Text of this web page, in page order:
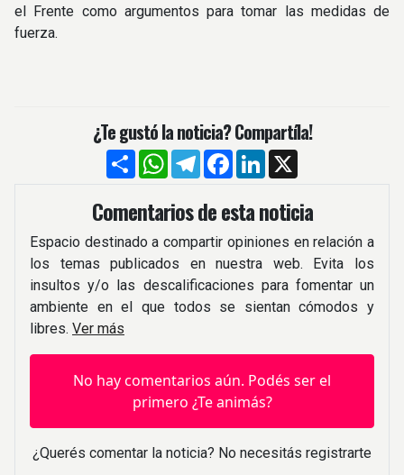
el Frente como argumentos para tomar las medidas de
fuerza.
¿Te gustó la noticia? Compartíla!
CompartirWhatsApp
TelegramFacebook
LinkedIn
Comentarios de esta noticia
Espacio destinado a compartir opiniones en relación a
los temas publicados en nuestra web. Evita los
insultos y/o las descalificaciones para fomentar un
ambiente en el que todos se sientan cómodos y
libres. Ver más
No hay comentarios aún. Podés ser el
primero ¿Te animás?
¿Querés comentar la noticia? No necesitás registrarte